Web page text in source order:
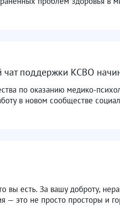
поддержки КСВО
по оказанию медико-
в новом сообществе
вы есть. За вашу доброту,
это не просто просторы и